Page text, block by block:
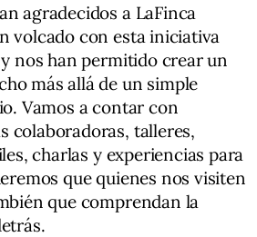
agradecidos a LaFinca
volcado con esta iniciativa
nos han permitido crear un
más allá de un simple
Vamos a contar con
colaboradoras, talleres,
charlas y experiencias para
que quienes nos visiten
que comprendan la